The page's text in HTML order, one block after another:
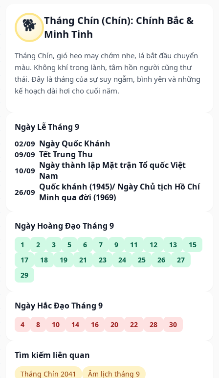
🐕 Tháng Chín (Chín): Chính Bắc &
Minh Tinh
Tháng Chín, gió heo may chớm nhẹ, lá bắt đầu chuyển
màu. Không khí trong lành, tâm hồn người cũng thư
thái. Đây là tháng của sự suy ngẫm, bình yên và những
kế hoạch dài hơi cho cuối năm.
Ngày Lễ Tháng 9
02/09 Ngày Quốc Khánh
09/09 Tết Trung Thu
10/09 Ngày thành lập Mặt trận Tổ quốc Việt
Nam
26/09 Quốc khánh (1945)/ Ngày Chủ tịch Hồ Chí
Minh qua đời (1969)
Ngày Hoàng Đạo Tháng 9
1 2 3 5 6 7 9 11 12 13
15
17
18 19 21 23 24 25 26
27
29
Ngày Hắc Đạo Tháng 9
4 8 10 14 16 20 22 28 30
Tìm kiếm liên quan
Tháng Chín 2041
Âm lịch tháng 9